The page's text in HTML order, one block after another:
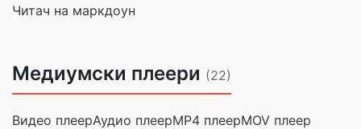
Читач на маркдоун
Медиумски плеери (22)
Видео плеерАудио плеерMP4 плеерMOV плеер